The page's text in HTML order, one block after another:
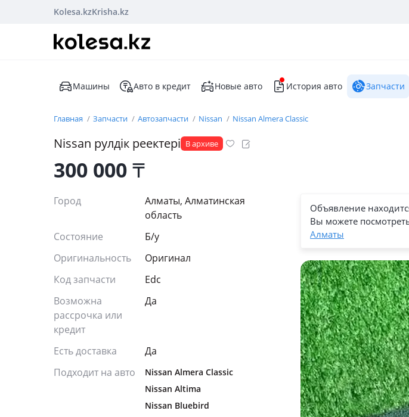
Kolesa.kzKrisha.kz
Машины Авто в кредит Новые авто История авто Запчасти
Главная Запчасти Автозапчасти Nissan Nissan Almera Classic
Nissan рулдік реектері В архиве
300 000₸
Город
Алматы, Алматинская
область
Состояние
Б/y
Оригинальность
Оригинал
Код запчасти
Edc
Возможна
рассрочка или
кредит
Да
Есть доставка
Да
Подходит на авто
Nissan Almera Classic
Nissan Altima
Nissan Bluebird
Объявление
Вы можете
Алматы